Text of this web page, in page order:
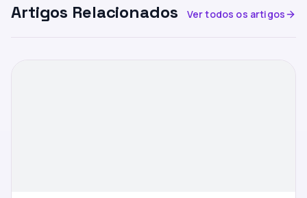
Artigos Relacionados Ver todos os artigos